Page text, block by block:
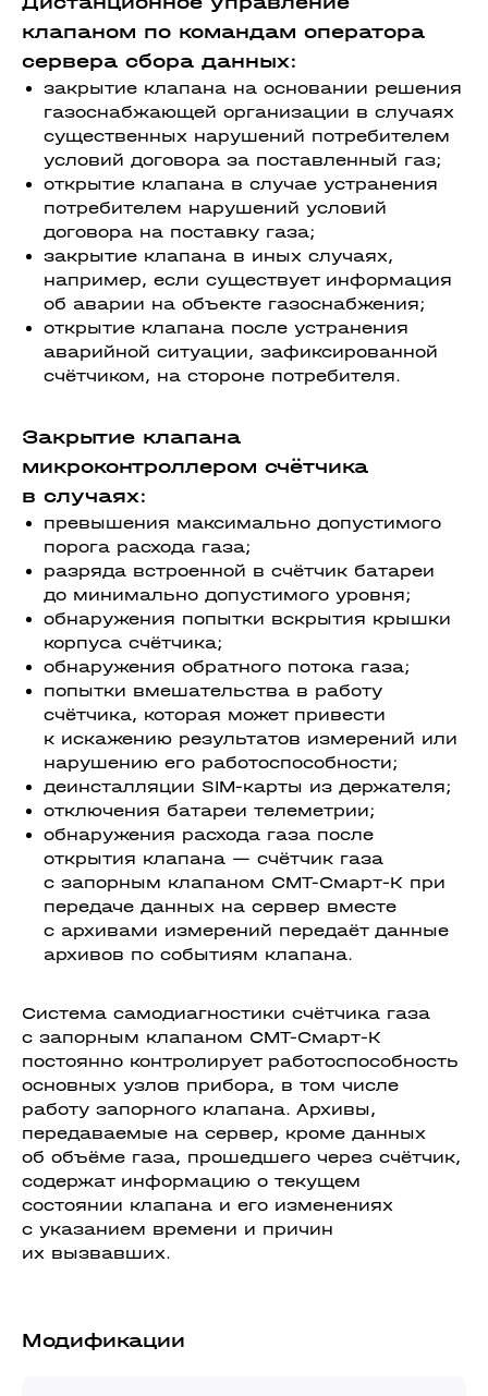
клапаном по командам оператора
сервера сбора данных:
закрытие клапана на основании решения
газоснабжающей организации в случаях
существенных нарушений потребителем
условий договора за поставленный газ;
открытие клапана в случае устранения
потребителем нарушений условий
договора на поставку газа;
закрытие клапана в иных случаях,
например, если существует информация
об аварии на объекте газоснабжения;
открытие клапана после устранения
аварийной ситуации, зафиксированной
счётчиком, на стороне потребителя.
Закрытие клапана
микроконтроллером счётчика
в случаях:
превышения максимально допустимого
порога расхода газа;
разряда встроенной в счётчик батареи
до минимально допустимого уровня;
обнаружения попытки вскрытия крышки
корпуса счётчика;
обнаружения обратного потока газа;
попытки вмешательства в работу
счётчика, которая может привести
к искажению результатов измерений или
нарушению его работоспособности;
деинсталляции SIM-карты из держателя;
отключения батареи телеметрии;
обнаружения расхода газа после
открытия клапана — счётчик газа
с запорным клапаном СМТ-Смарт-К при
передаче данных на сервер вместе
с архивами измерений передаёт данные
архивов по событиям клапана.
Система самодиагностики счётчика газа
с запорным клапаном СМТ-Смарт-К
постоянно контролирует работоспособность
основных узлов прибора, в том числе
работу запорного клапана. Архивы,
передаваемые на сервер, кроме данных
об объёме газа, прошедшего через счётчик,
содержат информацию о текущем
состоянии клапана и его изменениях
с указанием времени и причин
их вызвавших.
Модификации